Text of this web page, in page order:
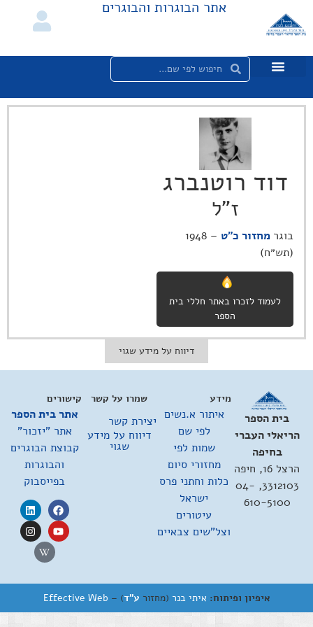
אתר הבוגרות והבוגרים
דוד רוטנברג
ז"ל
בוגר מחזור כ"ט
– 1948
(תש״ח)
לעמוד לזכרו באתר חללי בית
הספר
דיווח על מידע שגוי
בית הספר
הריאלי העברי
בחיפה
הרצל 16, חיפה
3312103, 04-
610-5100
מידע
איתור א.נשים
לפי שם
שמות לפי
מחזורי סיום
כלות וחתני פרס
ישראל
עיטורים
וצל"שים צבאיים
קישורים
אתר בית הספר
אתר "יזכור"
קבוצת הבוגרים
והבוגרות
בפייסבוק
שמרו על קשר
יצירת קשר
דיווח על מידע
שגוי
איפיון ופיתוח: איתי בנר (מחזור ע"ד) –
Effective Web